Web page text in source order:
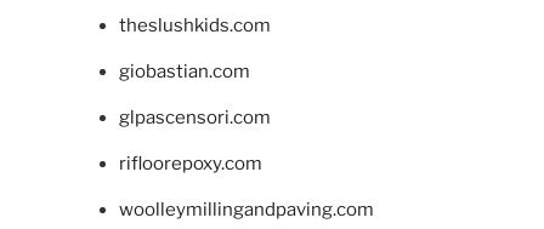
theslushkids.com
giobastian.com
glpascensori.com
rifloorepoxy.com
woolleymillingandpaving.com